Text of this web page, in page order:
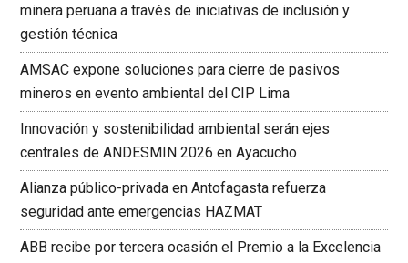
minera peruana a través de iniciativas de inclusión y
gestión técnica
AMSAC expone soluciones para cierre de pasivos
mineros en evento ambiental del CIP Lima
Innovación y sostenibilidad ambiental serán ejes
centrales de ANDESMIN 2026 en Ayacucho
Alianza público-privada en Antofagasta refuerza
seguridad ante emergencias HAZMAT
ABB recibe por tercera ocasión el Premio a la Excelencia